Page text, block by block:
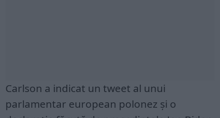
Carlson a indicat un tweet al unui
parlamentar european polonez și o